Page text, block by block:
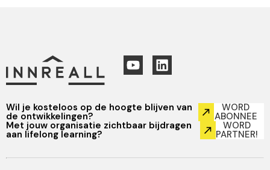
Wil je kosteloos op de hoogte blijven van
de ontwikkelingen?
WORD
ABONNEE
Met jouw organisatie zichtbaar bijdragen
aan lifelong learning?
WORD
PARTNER!